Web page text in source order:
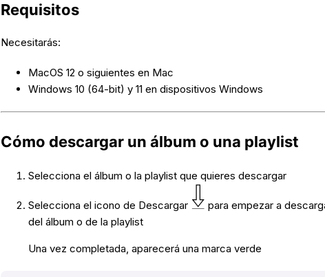
Requisitos
Necesitarás:
MacOS 12 o siguientes en Mac
Windows 10 (64-bit) y 11 en dispositivos Windows
Cómo descargar un álbum o una playlist
Selecciona el álbum o la playlist que quieres descargar
Selecciona el icono de Descargar
para empezar a
del álbum o de la playlist
Una vez completada, aparecerá una marca verde